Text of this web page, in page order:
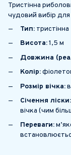
Тристінна
чудовий вибір
Тип: тристінна
Висота:1,5 м
Довжина
Колір:
Розмір вічка:
Січення ліски:
вічка (чим
Переваги: